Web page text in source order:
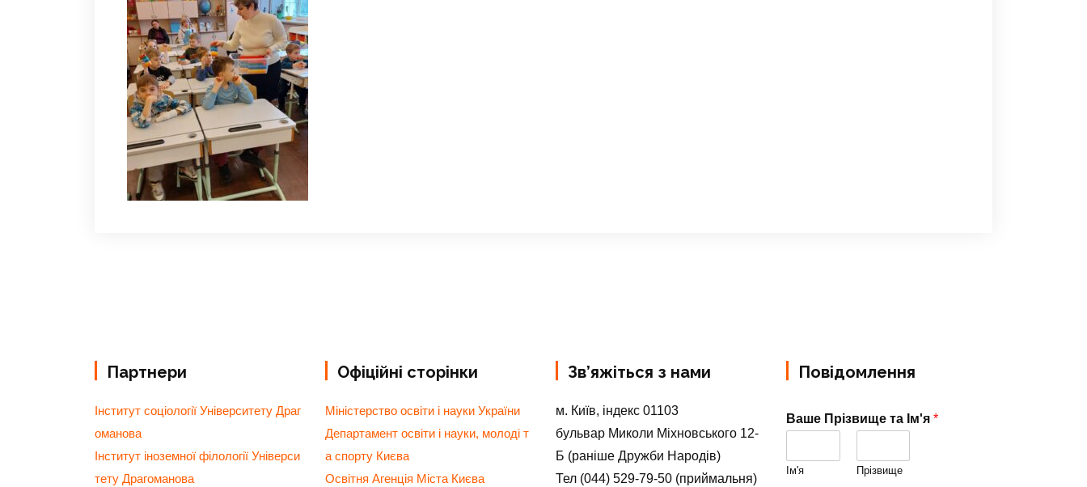
Партнери
Інститут соціології Університету Драг
оманова
Інститут іноземної філології Універси
тету Драгоманова
Офіційні сторінки
Міністерство освіти і науки України
Департамент освіти і науки, молоді т
а спорту Києва
Освітня Агенція Міста Києва
Зв’яжіться з нами
м. Київ, індекс 01103
бульвар Миколи Міхновського 12-
Б (раніше Дружби Народів)
Тел (044) 529-79-50 (приймальня)
Повідомлення
Ваше Прізвище та Ім'я *
Ім'я Прізвище